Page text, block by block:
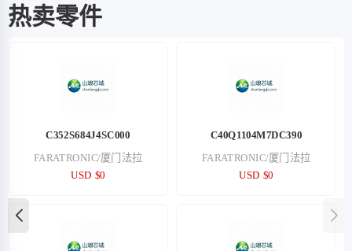
热卖零件
C352S684J4SC000
FARATRONIC/厦门法拉
USD $0
C40Q1104M7DC390
FARATRONIC/厦门法拉
USD $0